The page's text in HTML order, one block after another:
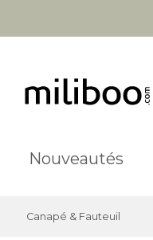
Nouveautés
Canapé & Fauteuil